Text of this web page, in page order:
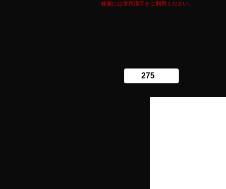
検索には常用漢字をご利用ください。